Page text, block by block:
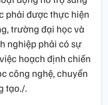
phải được thực hiện
trường đại học và
nghiệp phải có sự
hoạch định chiến
công nghệ, chuyển
tạo./.